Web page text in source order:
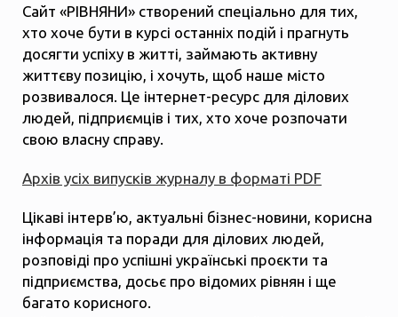
Сайт «РІВНЯНИ» створений спеціально для тих,
хто хоче бути в курсі останніх подій і прагнуть
досягти успіху в житті, займають активну
життєву позицію, і хочуть, щоб наше місто
розвивалося. Це інтернет-ресурс для ділових
людей, підприємців і тих, хто хоче розпочати
свою власну справу.
Архів усіх випусків журналу в форматі PDF
Цікаві інтерв’ю, актуальні бізнес-новини, корисна
інформація та поради для ділових людей,
розповіді про успішні українські проєкти та
підприємства, досьє про відомих рівнян і ще
багато корисного.